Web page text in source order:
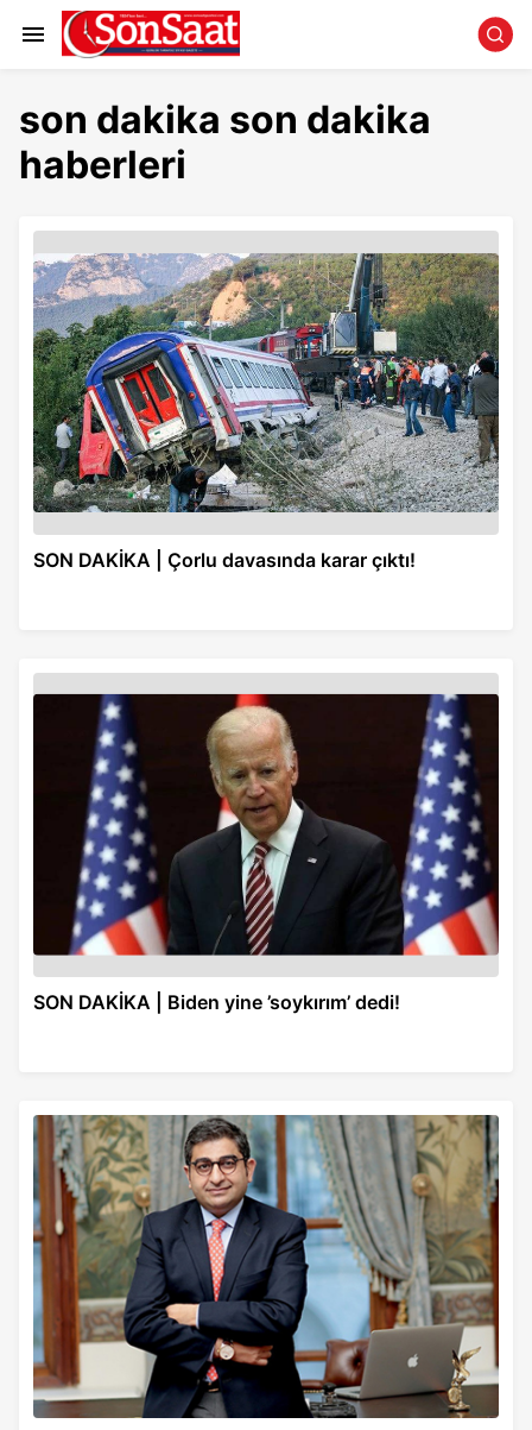
son dakika son dakika
haberleri
SON DAKİKA | Çorlu davasında karar çıktı!
SON DAKİKA | Biden yine ’soykırım’ dedi!